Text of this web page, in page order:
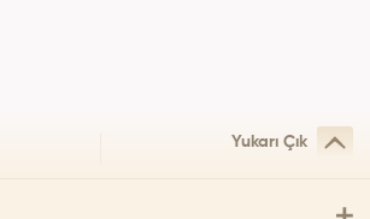
Yukarı Çık